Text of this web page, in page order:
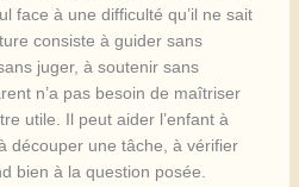
face à une difficulté qu’il ne sait
consiste à guider sans
juger, à soutenir sans
n’a pas besoin de maîtriser
utile. Il peut aider l’enfant à
découper une tâche, à vérifier
bien à la question posée.